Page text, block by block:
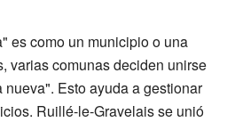
es como un municipio o una
varias comunas deciden unirse
Esto ayuda a gestionar
Ruillé-le-Gravelais se unió